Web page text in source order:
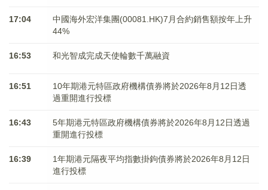
17:04
中國海外宏洋集團(00081.HK)7月合約銷售額按年上升
44%
16:53 和光智成完成天使輪數千萬融資
16:51
10年期港元特區政府機構債券將於2026年8月12日透
過重開進行投標
16:43
5年期港元特區政府機構債券將於2026年8月12日透過
重開進行投標
16:39
1年期港元隔夜平均指數掛鉤債券將於2026年8月12日
進行投標